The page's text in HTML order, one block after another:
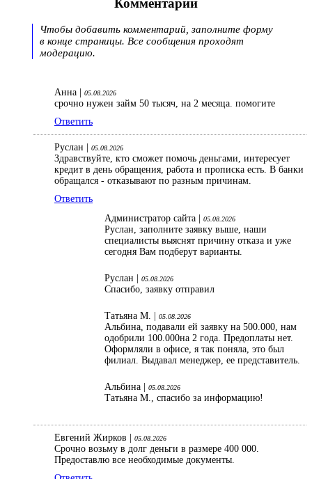
Чтобы добавить комментарий, заполните форму
в конце страницы. Все сообщения проходят
модерацию.
Анна | 05.08.2026
срочно нужен займ 50 тысяч, на 2 месяца. помогите
Ответить
Руслан | 05.08.2026
Здравствуйте, кто сможет помочь деньгами, интересует
кредит в день обращения, работа и прописка есть. В банки
обращался - отказывают по разным причинам.
Ответить
Администратор сайта |
05.08.2026
Руслан, заполните заявку выше, наши
специалисты выяснят причину отказа и уже
сегодня Вам подберут варианты.
Руслан | 05.08.2026
Спасибо, заявку отправил
Татьяна М. | 05.08.2026
Альбина, подавали ей заявку на 500.000, нам
одобрили 100.000на 2 года. Предоплаты нет.
Оформляли в офисе, я так поняла, это был
филиал. Выдавал менеджер, ее представитель.
Альбина | 05.08.2026
Татьяна М., спасибо за информацию!
Евгений Жирков | 05.08.2026
Срочно возьму в долг деньги в размере 400 000.
Предоставлю все необходимые документы.